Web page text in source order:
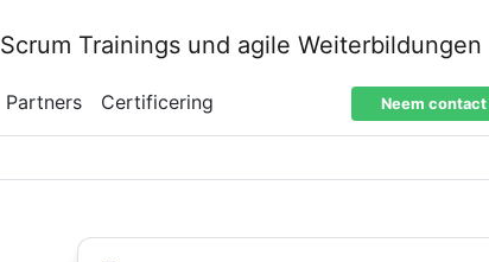
Partners Certificering Neem